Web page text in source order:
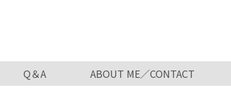
Q＆A ABOUT ME／CONTACT